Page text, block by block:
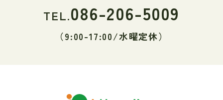
TEL.086-206-5009
（9:00-17:00/水曜定休）